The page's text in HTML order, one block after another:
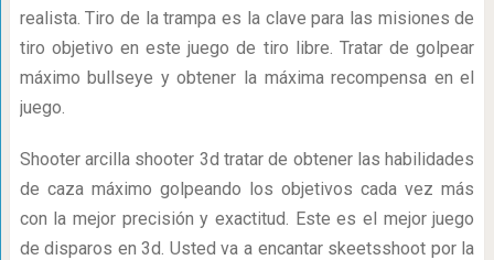
realista. Tiro de la trampa es la clave para las misiones de
tiro objetivo en este juego de tiro libre. Tratar de golpear
máximo bullseye y obtener la máxima recompensa en el
juego.
Shooter arcilla shooter 3d tratar de obtener las habilidades
de caza máximo golpeando los objetivos cada vez más
con la mejor precisión y exactitud. Este es el mejor juego
de disparos en 3d. Usted va a encantar skeetsshoot por la